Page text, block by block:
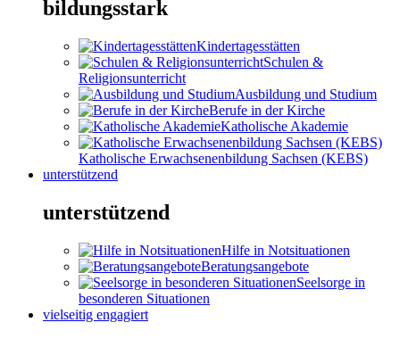
bildungsstark
Kindertagesstätten
Schulen &
Religionsunterricht
Ausbildung und Studium
Berufe in der Kirche
Katholische Akademie
Katholische Erwachsenenbildung Sachsen (KEBS)
unterstützend
unterstützend
Hilfe in Notsituationen
Beratungsangebote
Seelsorge in
besonderen Situationen
vielseitig engagiert